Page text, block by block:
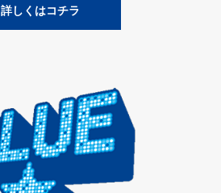
詳しくはコチラ